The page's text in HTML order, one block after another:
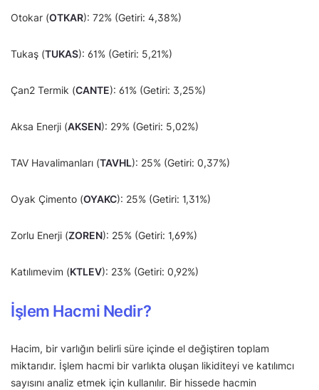
Otokar (OTKAR): 72% (Getiri: 4,38%)
Tukaş (TUKAS): 61% (Getiri: 5,21%)
Çan2 Termik (CANTE): 61% (Getiri: 3,25%)
Aksa Enerji (AKSEN): 29% (Getiri: 5,02%)
TAV Havalimanları (TAVHL): 25% (Getiri: 0,37%)
Oyak Çimento (OYAKC): 25% (Getiri: 1,31%)
Zorlu Enerji (ZOREN): 25% (Getiri: 1,69%)
Katılımevim (KTLEV): 23% (Getiri: 0,92%)
İşlem Hacmi Nedir?
Hacim, bir varlığın belirli süre içinde el değiştiren toplam
miktarıdır. İşlem hacmi bir varlıkta oluşan likiditeyi ve katılımcı
sayısını analiz etmek için kullanılır. Bir hissede hacmin